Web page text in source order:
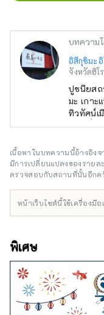
บทความ
อิสึกุชิมะ อิ
จังหวัดฮิโ
ปูชนียสถ
มะ เกาะแห่งทวยเ
ทิวทัศน์เ
ขณะที่รู้สึ
สัมผัสข
เพลิดเพ
ขอให้คุณ
เนื้อหาในบทความนี้อ้างอิง
มีการเปลี่ยนแปลงของราย
ตรวจสอบกับสถานที่นั้นอีกค
หน้าเว็บไซต์นี้ใช้เครื่องมื
พิเศษ